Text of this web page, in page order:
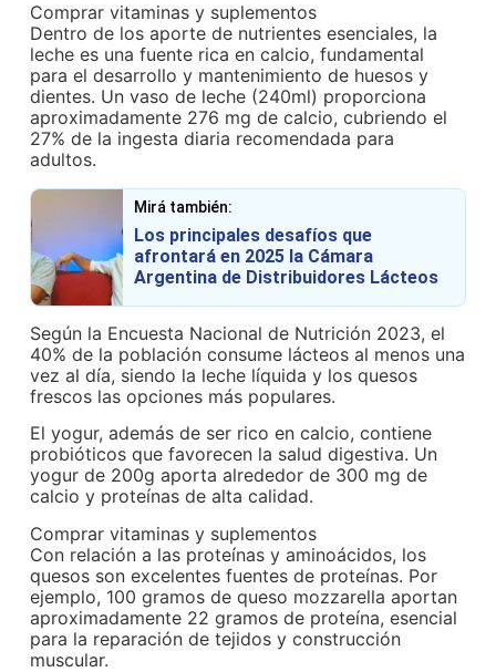
Comprar vitaminas y suplementos
Dentro de los aporte de nutrientes esenciales, la
leche es una fuente rica en calcio, fundamental
para el desarrollo y mantenimiento de huesos y
dientes. Un vaso de leche (240ml) proporciona
aproximadamente 276 mg de calcio, cubriendo el
27% de la ingesta diaria recomendada para
adultos.
Mirá también:
Los principales desafíos que
afrontará en 2025 la Cámara
Argentina de Distribuidores Lácteos
Según la Encuesta Nacional de Nutrición 2023, el
40% de la población consume lácteos al menos una
vez al día, siendo la leche líquida y los quesos
frescos las opciones más populares.
El yogur, además de ser rico en calcio, contiene
probióticos que favorecen la salud digestiva. Un
yogur de 200g aporta alrededor de 300 mg de
calcio y proteínas de alta calidad.
Comprar vitaminas y suplementos
Con relación a las proteínas y aminoácidos, los
quesos son excelentes fuentes de proteínas. Por
ejemplo, 100 gramos de queso mozzarella aportan
aproximadamente 22 gramos de proteína, esencial
para la reparación de tejidos y construcción
muscular.